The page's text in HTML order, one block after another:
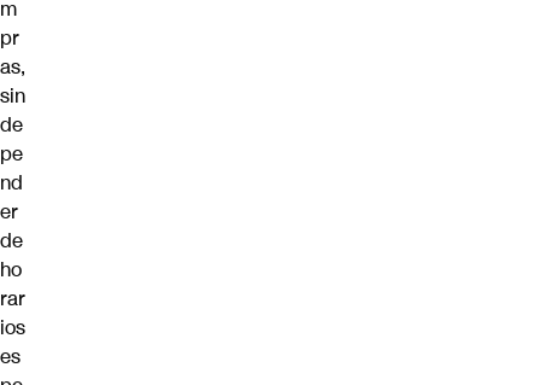
m
pr
as,
sin
de
pe
nd
er
de
ho
rar
ios
es